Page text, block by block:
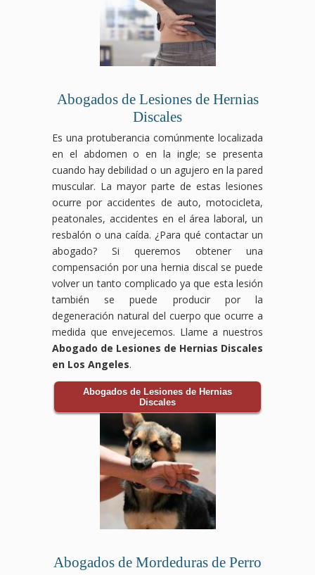
Abogados de Lesiones de Hernias
Discales
Es una protuberancia comúnmente localizada
en el abdomen o en la ingle; se presenta
cuando hay debilidad o un agujero en la pared
muscular. La mayor parte de estas lesiones
ocurre por accidentes de auto, motocicleta,
peatonales, accidentes en el área laboral, un
resbalón o una caída. ¿Para qué contactar un
abogado? Si queremos obtener una
compensación por una hernia discal se puede
volver un tanto complicado ya que esta lesión
también se puede producir por la
degeneración natural del cuerpo que ocurre a
medida que envejecemos. Llame a nuestros
Abogado de Lesiones de Hernias Discales
en Los Angeles.
Abogados de Lesiones de Hernias
Discales
Abogados de Mordeduras de Perro